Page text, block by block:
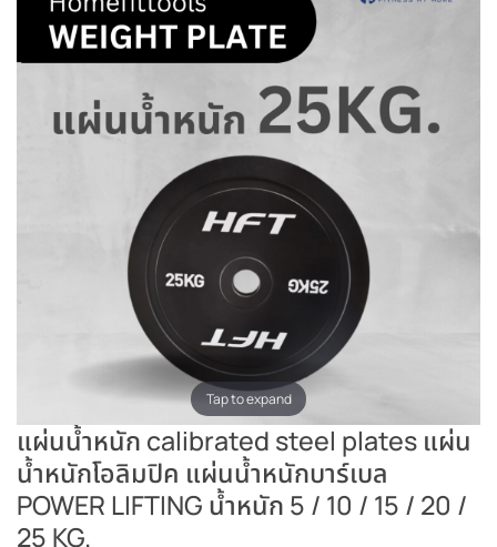
Tap to expand
แผ่นน้ำหนัก calibrated steel plates แผ่น
น้ำหนักโอลิมปิค แผ่นน้ำหนักบาร์เบล
POWER LIFTING น้ำหนัก 5 / 10 / 15 / 20 /
25 KG.